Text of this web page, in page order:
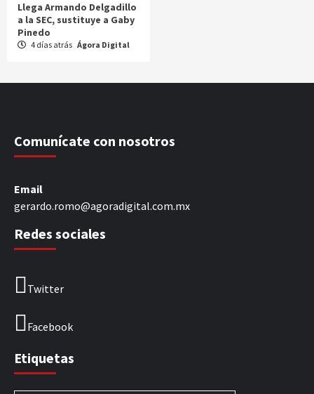
Llega Armando Delgadillo
a la SEC, sustituye a Gaby
Pinedo
4 días atrás Ágora Digital
Comunícate con nosotros
Email
gerardo.romo@agoradigital.com.mx
Redes sociales
Twitter
Facebook
Etiquetas